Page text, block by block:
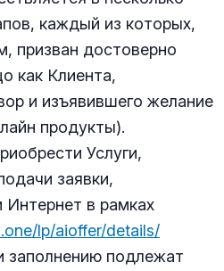
каждый из которых,
призван достоверно
как Клиента,
и изъявившего желание
продукты).
Услуги,
заявки,
в рамках
lp/aioffer/details/
заполнению подлежат